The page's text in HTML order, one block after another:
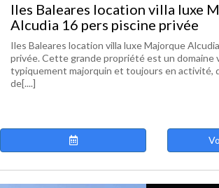
Iles Baleares location villa luxe
Alcudia 16 pers piscine privée
Iles Baleares location villa luxe Majorque
privée. Cette grande propriété est un domaine
typiquement majorquin et toujours en activité,
de[....]